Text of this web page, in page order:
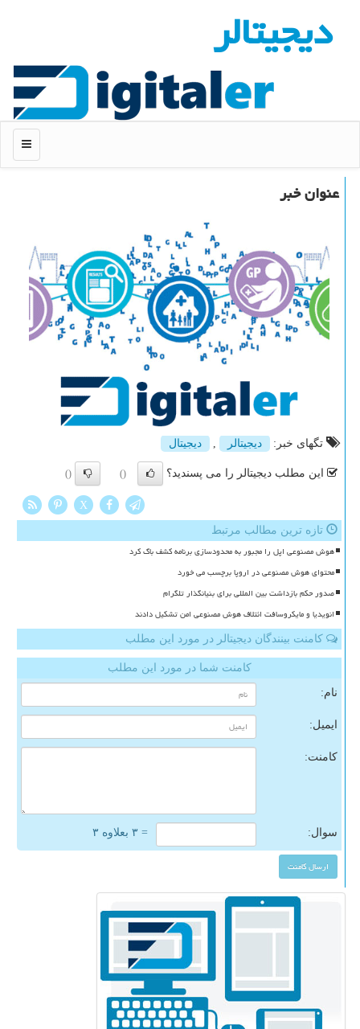
دیجیتالر
منو
عنوان خبر
تگهای خبر: دیجیتالر دیجیتال
این مطلب دیجیتالر را می پسندید؟ ()
()
X
تازه ترین مطالب مرتبط
هوش مصنوعی اپل را مجبور به محدودسازی برنامه کشف باگ کرد
محتوای هوش مصنوعی در اروپا برچسب می خورد
صدور حکم بازداشت بین المللی برای بنیانگذار تلگرام
انویدیا و مایکروسافت ائتلاف هوش مصنوعی امن تشکیل دادند
کامنت بینندگان دیجیتالر در مورد این مطلب
کامنت شما در مورد این مطلب
نام:
ایمیل:
کامنت:
سوال: = ۳ بعلاوه ۳